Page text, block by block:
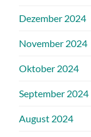
Dezember 2024
November 2024
Oktober 2024
September 2024
August 2024